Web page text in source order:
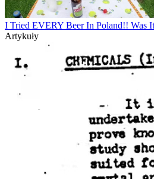
I Tried EVERY Beer In Poland!! Was
Artykuły